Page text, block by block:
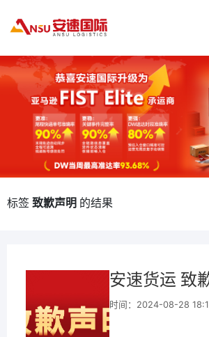
标签 致歉声明 的结果
安速货运 致
时间：2024-08-28